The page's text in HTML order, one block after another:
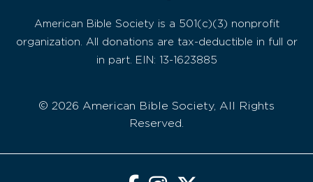
American Bible Society is a 501(c)(3) nonprofit
organization. All donations are tax-deductible in full or
in part. EIN: 13-1623885
© 2026 American Bible Society, All Rights
Reserved.